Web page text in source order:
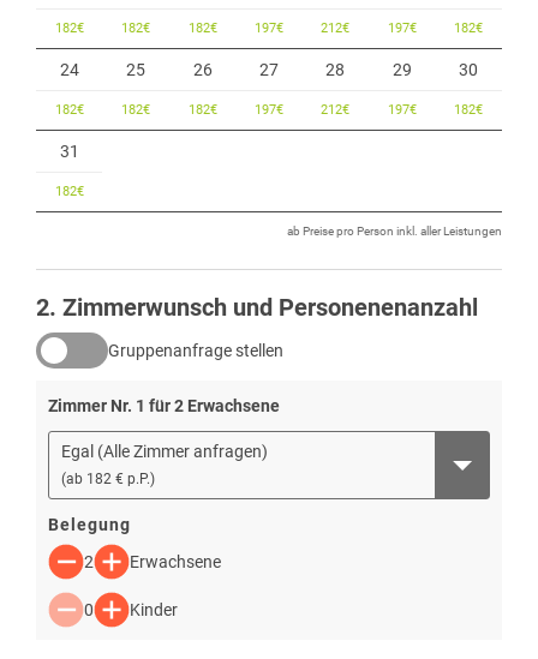
182€ 182€ 182€ 197€ 212€ 197€ 182€
24
182€
25
182€
26
182€
27
197€
28
212€
29
197€
30
182€
31
182€
ab Preise pro Person inkl. aller Leistungen
2. Zimmerwunsch und Personenenanzahl
Gruppenanfrage stellen
Zimmer Nr. 1 für2 Erwachsene
Egal (Alle Zimmer anfragen)
(ab 182 € p.P.)
Belegung
2
Erwachsene
0 Kinder